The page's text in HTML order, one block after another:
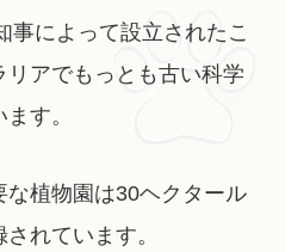
事によって設立されたこ
アでもっとも古い科学
す。
植物園は30ヘクタール
れています。